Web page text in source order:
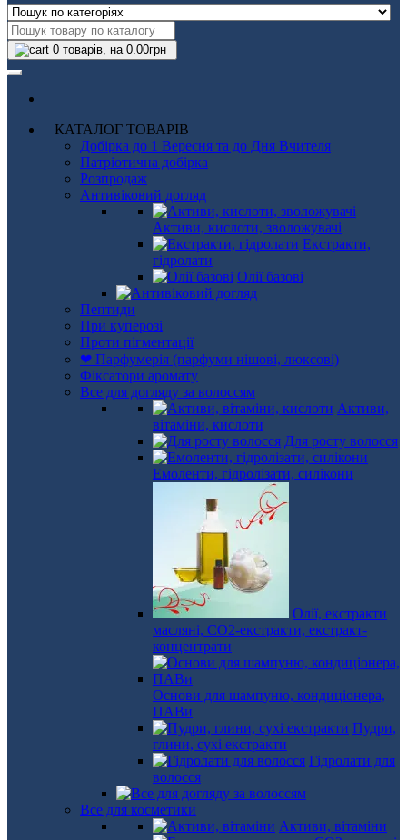
0 товарів, на 0.00грн
КАТАЛОГ ТОВАРІВ
Добірка до 1 Вересня та до Дня Вчителя
Патріотична добірка
Розпродаж
Антивіковий догляд
Активи, кислоти, зволожувачі
Екстракти,
гідролати
Олії базові
Пептиди
При куперозі
Проти пігментації
❤ Парфумерія (парфуми нішові, люксові)
Фіксатори аромату
Все для догляду за волоссям
Активи,
вітаміни, кислоти
Для росту волосся
Емоленти, гідролізати, силікони
Олії, екстракти
масляні, СО2-екстракти, екстракт-
концентрати
Основи для шампуню, кондиціонера,
ПАВи
Пудри,
глини, сухі екстракти
Гідролати для
волосся
Все для косметики
Активи, вітаміни